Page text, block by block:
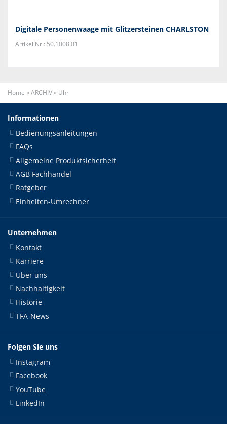
Digitale Personenwaage mit Glitzersteinen CHARLSTON
Artikel Nr.: 50.1008.01
Home »ARCHIV» Uhr
Informationen
Bedienungsanleitungen
FAQs
Allgemeine Produktsicherheit
AGB Fachhandel
Ratgeber
Einheiten-Umrechner
Unternehmen
Kontakt
Karriere
Über uns
Nachhaltigkeit
Historie
TFA-News
Folgen Sie uns
Instagram
Facebook
YouTube
LinkedIn